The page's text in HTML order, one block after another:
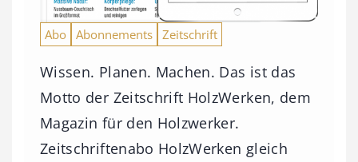
Abo Abonnements Zeitschrift
Wissen. Planen. Machen. Das ist das
Motto der Zeitschrift HolzWerken, dem
Magazin für den Holzwerker.
Zeitschriftenabo HolzWerken gleich